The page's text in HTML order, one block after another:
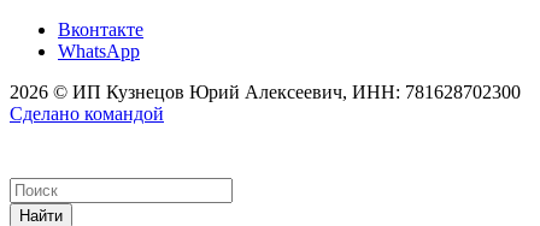
Вконтакте
WhatsApp
2026 © ИП Кузнецов Юрий Алексеевич, ИНН: 781628702300
Сделано командой
Найти